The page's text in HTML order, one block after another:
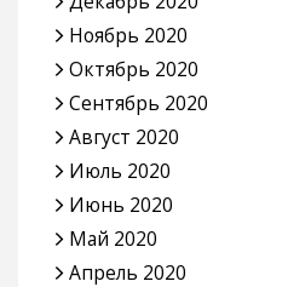
Ноябрь 2020
Октябрь 2020
Сентябрь 2020
Август 2020
Июль 2020
Июнь 2020
Май 2020
Апрель 2020